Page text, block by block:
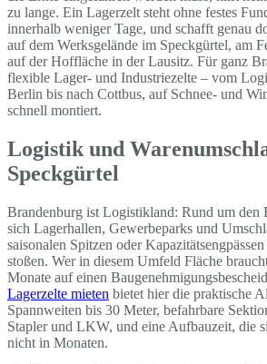
zu lange. Ein Lagerzelt steht ohne festes
innerhalb weniger Tage, und schafft genau
auf dem Werksgelände im Speckgürtel, am
auf der Hoffläche in der Lausitz. Für ganz
flexible Lager- und Industriezelte – vom
Berlin bis nach Cottbus, auf Schnee- und
schnell montiert.
Logistik und
Speckgürtel
Brandenburg ist Logistikland: Rund um den
sich Lagerhallen, Gewerbeparks und
saisonalen Spitzen oder
stoßen. Wer in diesem Umfeld Fläche
Monate auf einen
Lagerzelte mieten bietet hier die praktische
Spannweiten bis 30 Meter, befahrbare
Stapler und LKW, und eine Aufbauzeit, die
nicht in Monaten.